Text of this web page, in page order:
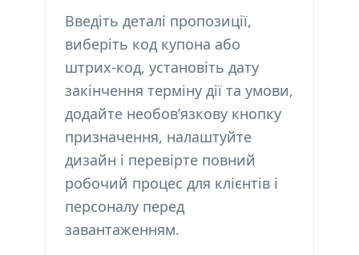
Введіть деталі пропозиції,
виберіть код купона або
штрих-код, установіть дату
закінчення терміну дії та умови,
додайте необов’язкову кнопку
призначення, налаштуйте
дизайн і перевірте повний
робочий процес для клієнтів і
персоналу перед
завантаженням.